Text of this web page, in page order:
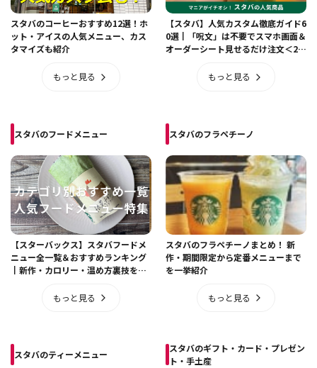
スタバのコーヒーおすすめ12選！ホ
ット・アイスの人気メニュー、カス
タマイズも紹介
もっと見る
【スタバ】人気カスタム徹底ガイド6
0選┃「呪文」は不要でスマホ画面＆
オーダーシート見せるだけ注文＜20
もっと見る
スタバのフードメニュー
【スターバックス】スタバフードメ
ニュー全一覧＆おすすめランキング
┃新作・カロリー・温め方裏技を徹
もっと見る
スタバのフラペチーノ
スタバのフラペチーノまとめ！ 新
作・期間限定から定番メニューまで
を一挙紹介
もっと見る
スタバのティーメニュー
スタバのギフト・カード・プレゼン
ト・手土産